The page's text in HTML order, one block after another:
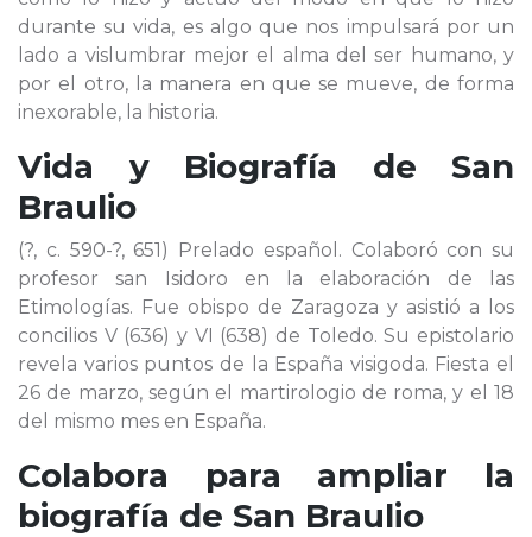
durante su vida, es algo que nos impulsará por un
lado a vislumbrar mejor el alma del ser humano, y
por el otro, la manera en que se mueve, de forma
inexorable, la historia.
Vida y Biografía de San
Braulio
(?, c. 590-?, 651) Prelado español. Colaboró con su
profesor san Isidoro en la elaboración de las
Etimologías. Fue obispo de Zaragoza y asistió a los
concilios V (636) y VI (638) de Toledo. Su epistolario
revela varios puntos de la España visigoda. Fiesta el
26 de marzo, según el martirologio de roma, y el 18
del mismo mes en España.
Colabora para ampliar la
biografía de San Braulio